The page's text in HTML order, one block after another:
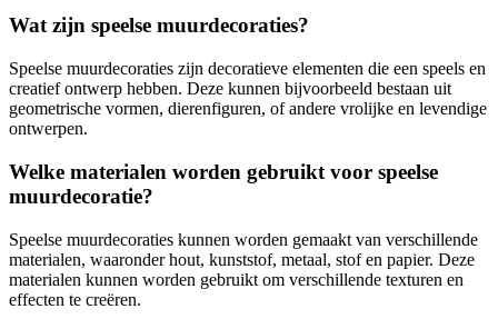
Wat zijn speelse muurdecoraties?
Speelse muurdecoraties zijn decoratieve elementen die een speels en
creatief ontwerp hebben. Deze kunnen bijvoorbeeld bestaan uit
geometrische vormen, dierenfiguren, of andere vrolijke en levendige
ontwerpen.
Welke materialen worden gebruikt voor speelse
muurdecoratie?
Speelse muurdecoraties kunnen worden gemaakt van verschillende
materialen, waaronder hout, kunststof, metaal, stof en papier. Deze
materialen kunnen worden gebruikt om verschillende texturen en
effecten te creëren.